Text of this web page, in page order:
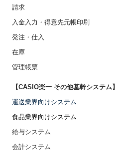
請求
入金入力・得意先元帳印刷
発注・仕入
在庫
管理帳票
【CASIO楽一 その他基幹システム】
運送業界向けシステム
食品業界向けシステム
給与システム
会計システム